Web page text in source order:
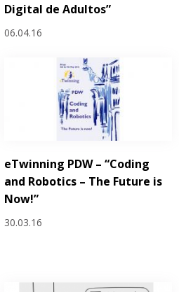
Digital de Adultos”
06.04.16
eTwinning PDW – “Coding
and Robotics – The Future is
Now!”
30.03.16